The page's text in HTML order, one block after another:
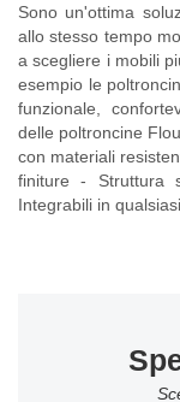
Sono un'ottima
allo stesso tempo
a scegliere i mobili
esempio le
funzionale,
delle poltroncine
con materiali
finiture - Struttura
Integrabili in